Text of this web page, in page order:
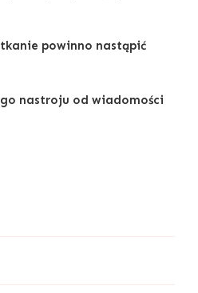
powinno nastąpić
nastroju od wiadomości